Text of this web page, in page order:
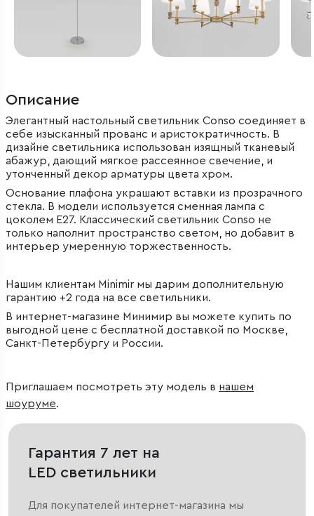
Описание
Элегантный настольный светильник Conso соединяет в
себе изысканный прованс и аристократичность. В
дизайне светильника использован изящный тканевый
абажур, дающий мягкое рассеянное свечение, и
утонченный декор арматуры цвета хром.
Основание плафона украшают вставки из прозрачного
стекла. В модели используется сменная лампа с
цоколем E27. Классический светильник Conso не
только наполнит пространство светом, но добавит в
интерьер умеренную торжественность.
Нашим клиентам Minimir мы дарим дополнительную
гарантию +2 года на все светильники.
В интернет-магазине Минимир вы можете купить по
выгодной цене с бесплатной доставкой по Москве,
Санкт-Петербургу и России.
Приглашаем посмотреть эту модель в нашем
шоуруме.
Гарантия 7 лет на
LED светильники
Для покупателей интернет-магазина мы